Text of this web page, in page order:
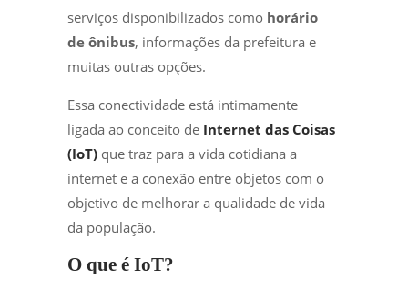
serviços disponibilizados como horário
de ônibus, informações da prefeitura e
muitas outras opções.
Essa conectividade está intimamente
ligada ao conceito de Internet das Coisas
(IoT) que traz para a vida cotidiana a
internet e a conexão entre objetos com o
objetivo de melhorar a qualidade de vida
da população.
O que é IoT?